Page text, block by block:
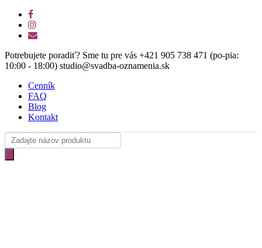
Skip
main
facebook
instagram
email
Potrebujete poradiť? Sme tu pre vás +421 905 738 471 (po-pia:
10:00 - 18:00) studio@svadba-oznamenia.sk
Cenník
FAQ
Blog
Kontakt
Products
search